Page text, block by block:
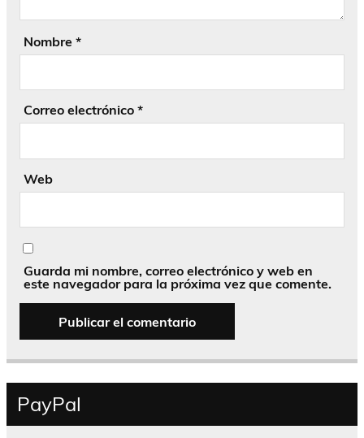
Nombre *
Correo electrónico *
Web
Guarda mi nombre, correo electrónico y web en
este navegador para la próxima vez que comente.
PayPal